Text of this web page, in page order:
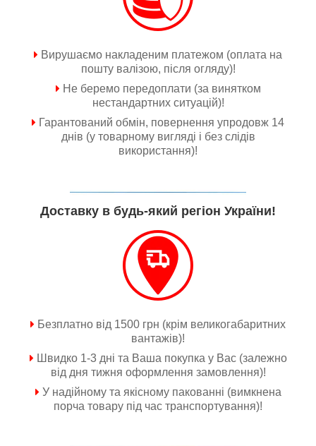
Вирушаємо накладеним платежом (оплата на
пошту валізою, після огляду)!
Не беремо передоплати (за винятком
нестандартних ситуацій)!
Гарантований обмін, повернення упродовж 14
днів (у товарному вигляді і без слідів
використання)!
Доставку в будь-який регіон України!
Безплатно від 1500 грн (крім великогабаритних
вантажів)!
Швидко 1-3 дні та Ваша покупка у Вас (залежно
від дня тижня оформлення замовлення)!
У надійному та якісному пакованні (вимкнена
порча товару під час транспортування)!